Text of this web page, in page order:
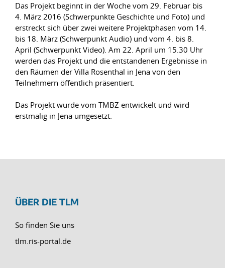
Das Projekt beginnt in der Woche vom 29. Februar bis
4. März 2016 (Schwerpunkte Geschichte und Foto) und
erstreckt sich über zwei weitere Projektphasen vom 14.
bis 18. März (Schwerpunkt Audio) und vom 4. bis 8.
April (Schwerpunkt Video). Am 22. April um 15.30 Uhr
werden das Projekt und die entstandenen Ergebnisse in
den Räumen der Villa Rosenthal in Jena von den
Teilnehmern öffentlich präsentiert.
Das Projekt wurde vom TMBZ entwickelt und wird
erstmalig in Jena umgesetzt.
ÜBER DIE TLM
So finden Sie uns
tlm.ris-portal.de